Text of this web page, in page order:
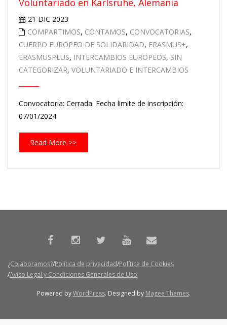
Voluntariado en Karlsruhe, Alemania
21 DIC 2023
COMPARTIMOS, CONTAMOS, CONVOCATORIAS,
CUERPO EUROPEO DE SOLIDARIDAD, ERASMUS+,
ERASMUSPLUS, INTERCAMBIOS EUROPEOS, SIN
CATEGORIZAR, VOLUNTARIADO E INTERCAMBIOS
Convocatoria: Cerrada. Fecha limite de inscripción:
07/01/2024
Read More >>
¿Colaboramos? Política de privacidad Política de Cookies
Aviso Legal y Condiciones Generales de Uso
Powered byWordPress. Designed by Magee Themes.